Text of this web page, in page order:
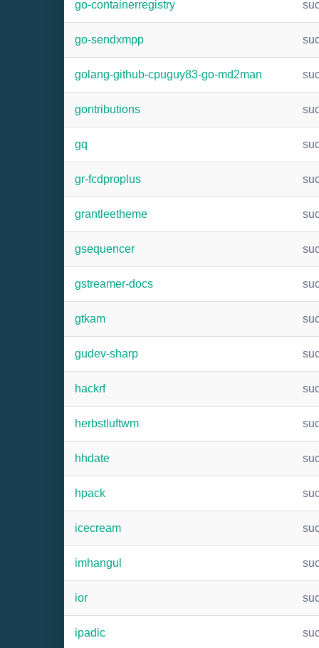
go-containerregistry
go-sendxmpp
golang-github-cpuguy83-go-md2man
gontributions
gq
gr-fcdproplus
grantleetheme
gsequencer
gstreamer-docs
gtkam
gudev-sharp
hackrf
herbstluftwm
hhdate
hpack
icecream
imhangul
ior
ipadic